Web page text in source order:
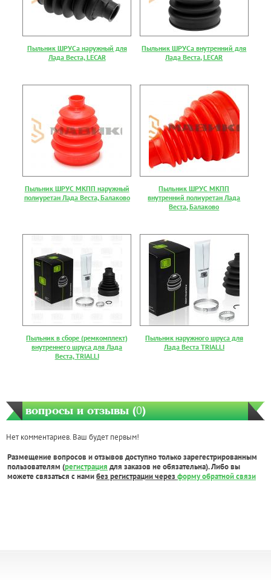
Пыльник ШРУСа наружный для
Лада Веста, LECAR
Пыльник ШРУСа внутренний для
Лада Веста, LECAR
Пыльник ШРУС МКПП наружный
полиуретан Лада Веста, Балаково
Пыльник ШРУС МКПП
внутренний полиуретан Лада
Веста, Балаково
Пыльник в сборе (ремкомплект)
внутреннего шруса для Лада
Веста, TRIALLI
Пыльник наружного шруса для
Лада Веста TRIALLI
вопросы и отзывы (0)
Нет комментариев. Ваш будет первым!
Размещение вопросов и отзывов доступно только зарегестрированным
пользователям (регистрация для заказов не обязательна). Либо вы
можете связаться с намибез регистрации через форму обратной связи